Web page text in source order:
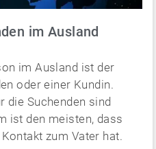
im Ausland
im Ausland ist der
oder einer Kundin.
die Suchenden sind
ist den meisten, dass
zum Vater hat.